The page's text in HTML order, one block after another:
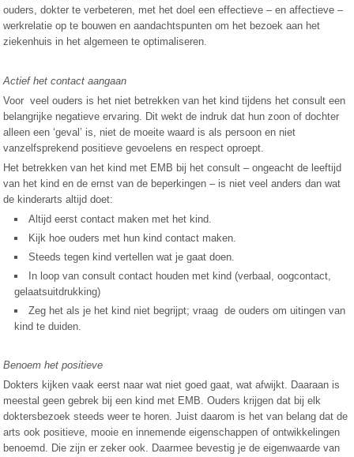
ouders, dokter te verbeteren, met het doel een effectieve – en affectieve –
werkrelatie op te bouwen en aandachtspunten om het bezoek aan het
ziekenhuis in het algemeen te optimaliseren.
Actief het contact aangaan
Voor veel ouders is het niet betrekken van het kind tijdens het consult een
belangrijke negatieve ervaring. Dit wekt de indruk dat hun zoon of dochter
alleen een ‘geval’ is, niet de moeite waard is als persoon en niet
vanzelfsprekend positieve gevoelens en respect oproept.
Het betrekken van het kind met EMB bij het consult – ongeacht de leeftijd
van het kind en de ernst van de beperkingen – is niet veel anders dan wat
de kinderarts altijd doet:
Altijd eerst contact maken met het kind.
Kijk hoe ouders met hun kind contact maken.
Steeds tegen kind vertellen wat je gaat doen.
In loop van consult contact houden met kind (verbaal, oogcontact,
gelaatsuitdrukking)
Zeg het als je het kind niet begrijpt; vraag de ouders om uitingen van
kind te duiden.
Benoem het positieve
Dokters kijken vaak eerst naar wat niet goed gaat, wat afwijkt. Daaraan is
meestal geen gebrek bij een kind met EMB. Ouders krijgen dat bij elk
doktersbezoek steeds weer te horen. Juist daarom is het van belang dat de
arts ook positieve, mooie en innemende eigenschappen of ontwikkelingen
benoemd. Die zijn er zeker ook. Daarmee bevestig je de eigenwaarde van